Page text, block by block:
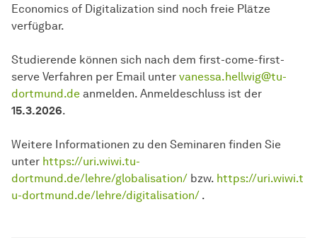
Economics of Digitalization sind noch freie Plätze
verfügbar.
Studierende können sich nach dem first-come-first-
serve Verfahren per Email unter vanessa.hellwig@tu-
dortmund.de anmelden. Anmeldeschluss ist der
15.3.2026.
Weitere Informationen zu den Seminaren finden Sie
unter https://uri.wiwi.tu-
dortmund.de/lehre/globalisation/ bzw. https://uri.wiwi.t
u-dortmund.de/lehre/digitalisation/ .